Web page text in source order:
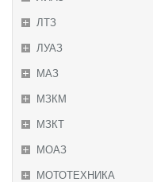
ЛТЗ
ЛУАЗ
МАЗ
МЗКМ
МЗКТ
МОАЗ
МОТОТЕХНИКА